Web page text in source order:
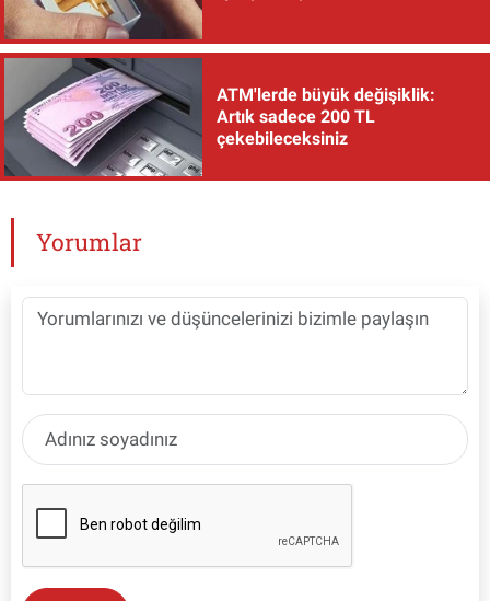
ATM'lerde büyük değişiklik:
Artık sadece 200 TL
çekebileceksiniz
Yorumlar